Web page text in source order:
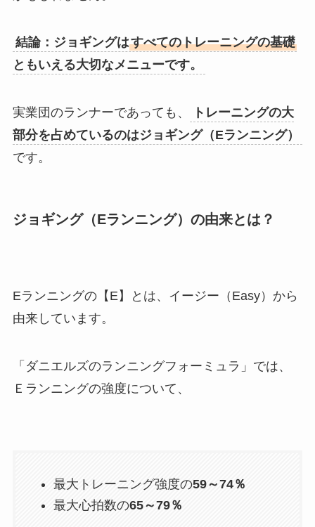
結論：ジョギングはすべてのトレーニングの基礎
ともいえる大切なメニューです。
実業団のランナーであっても、
トレーニングの大
部分を占めているのはジョギング（Eランニング）
です。
ジョギング（Eランニング）の由来とは？
Eランニングの【E】とは、イージー（Easy）から
由来しています。
「ダニエルズのランニングフォーミュラ」では、
Ｅランニングの強度について、
最大トレーニング強度の59～74％
最大心拍数の65～79％